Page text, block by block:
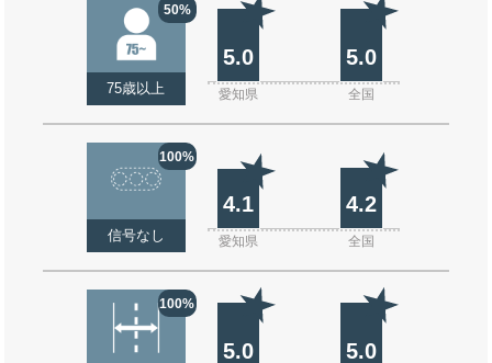
50%
75歳以上
5.0 5.0
愛知県 全国
100%
信号なし
4.1 4.2
愛知県 全国
100%
5.0 5.0